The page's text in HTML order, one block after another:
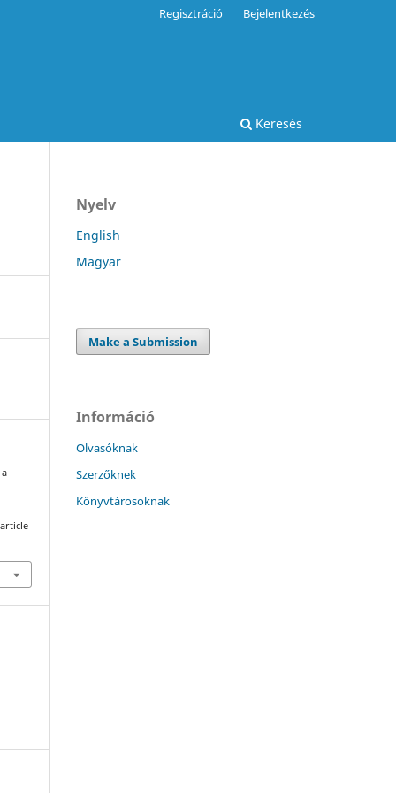
Keresés
Regisztráció Bejelentkezés
Nyelv
English
Magyar
Make a Submission
Információ
Olvasóknak
Szerzőknek
Könyvtárosoknak